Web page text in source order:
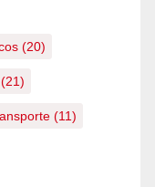
(20)
(21)
(11)